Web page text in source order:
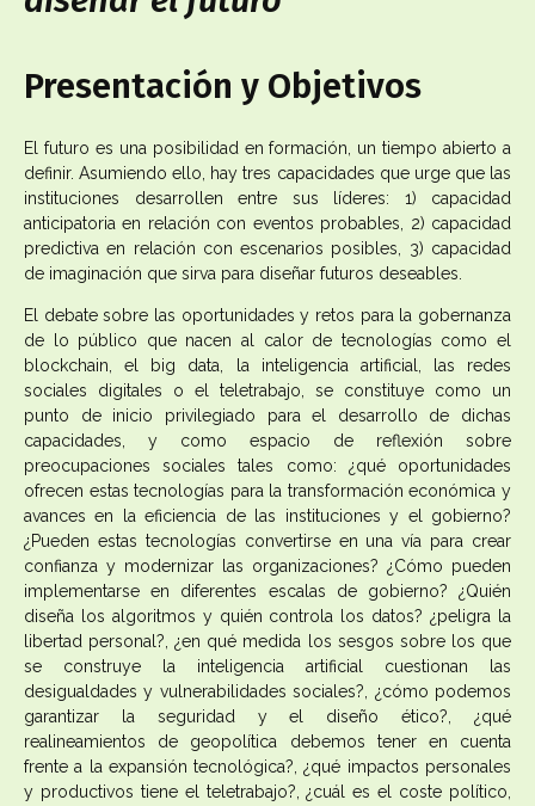
Presentación y Objetivos​
El futuro es una posibilidad en formación, un tiempo abierto a
definir. Asumiendo ello, hay tres capacidades que urge que las
instituciones desarrollen entre sus líderes: 1) capacidad
anticipatoria en relación con eventos probables, 2) capacidad
predictiva en relación con escenarios posibles, 3) capacidad
de imaginación que sirva para diseñar futuros deseables.
El debate sobre las oportunidades y retos para la gobernanza
de lo público que nacen al calor de tecnologías como el
blockchain, el big data, la inteligencia artificial, las redes
sociales digitales o el teletrabajo, se constituye como un
punto de inicio privilegiado para el desarrollo de dichas
capacidades, y como espacio de reflexión sobre
preocupaciones sociales tales como: ¿qué oportunidades
ofrecen estas tecnologías para la transformación económica y
avances en la eficiencia de las instituciones y el gobierno?
¿Pueden estas tecnologías convertirse en una vía para crear
confianza y modernizar las organizaciones? ¿Cómo pueden
implementarse en diferentes escalas de gobierno? ¿Quién
diseña los algoritmos y quién controla los datos? ¿peligra la
libertad personal?, ¿en qué medida los sesgos sobre los que
se construye la inteligencia artificial cuestionan las
desigualdades y vulnerabilidades sociales?, ¿cómo podemos
garantizar la seguridad y el diseño ético?, ¿qué
realineamientos de geopolítica debemos tener en cuenta
frente a la expansión tecnológica?, ¿qué impactos personales
y productivos tiene el teletrabajo?, ¿cuál es el coste político,